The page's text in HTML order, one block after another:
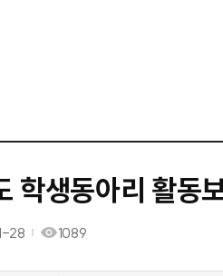
생동아리 활동
28 1089